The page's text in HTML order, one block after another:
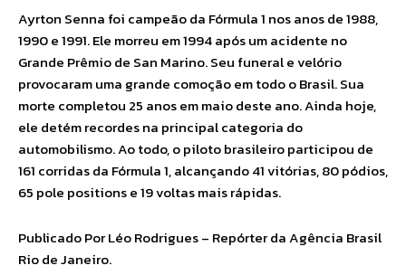
d
ã
d
e
o
p
a
a
b
a
Ayrton Senna foi campeão da Fórmula 1 nos anos de 1988,
1990 e 1991. Ele morreu em 1994 após um acidente no
Grande Prêmio de San Marino. Seu funeral e velório
provocaram uma grande comoção em todo o Brasil. Sua
morte completou 25 anos em maio deste ano. Ainda hoje,
ele detém recordes na principal categoria do
automobilismo. Ao todo, o piloto brasileiro participou de
161 corridas da Fórmula 1, alcançando 41 vitórias, 80 pódios,
65 pole positions e 19 voltas mais rápidas.
Publicado Por Léo Rodrigues – Repórter da Agência Brasil
Rio de Janeiro.